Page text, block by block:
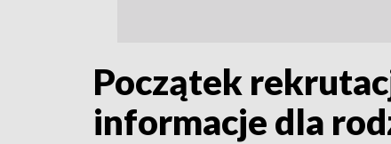
Początek
informacje dla